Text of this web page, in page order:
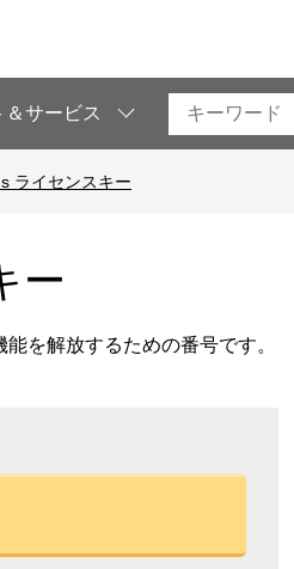
サービス
ライセンスキー
ー
を解放するための番号です。